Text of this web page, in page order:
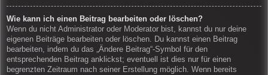
Wie kann ich einen Beitrag bearbeiten oder löschen?
Wenn du nicht Administrator oder Moderator bist, kannst du nur deine
eigenen Beiträge bearbeiten oder löschen. Du kannst einen Beitrag
bearbeiten, indem du das „Ändere Beitrag“-Symbol für den
entsprechenden Beitrag anklickst; eventuell ist dies nur für einen
begrenzten Zeitraum nach seiner Erstellung möglich. Wenn bereits